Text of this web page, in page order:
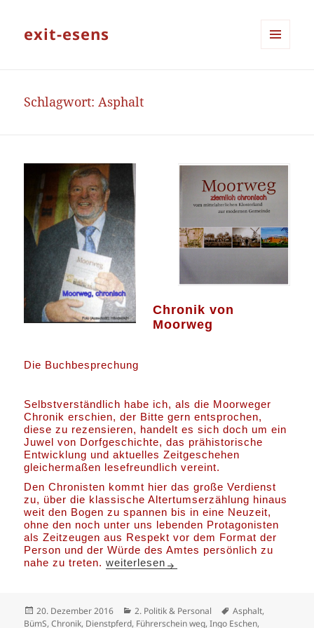
exit-esens
Schlagwort:Asphalt
Chronik von
Moorweg
Die Buchbesprechung
Selbstverständlich habe ich, als die Moorweger
Chronik erschien, der Bitte gern entsprochen,
diese zu rezensieren, handelt es sich doch um ein
Juwel von Dorfgeschichte, das prähistorische
Entwicklung und aktuelles Zeitgeschehen
gleichermaßen lesefreundlich vereint.
Den Chronisten kommt hier das große Verdienst
zu, über die klassische Altertumserzählung hinaus
weit den Bogen zu spannen bis in eine Neuzeit,
ohne den noch unter uns lebenden Protagonisten
als Zeitzeugen aus Respekt vor dem Format der
Person und der Würde des Amtes persönlich zu
nahe zu treten.Moorweg: Die Chronik und der BümS
weiterlesen
Veröffentlicht
am
20. Dezember 2016 Kategorien
2. Politik & Personal Schlagwörter
Asphalt,
BümS,Chronik, Dienstpferd, Führerschein weg,Ingo Eschen,